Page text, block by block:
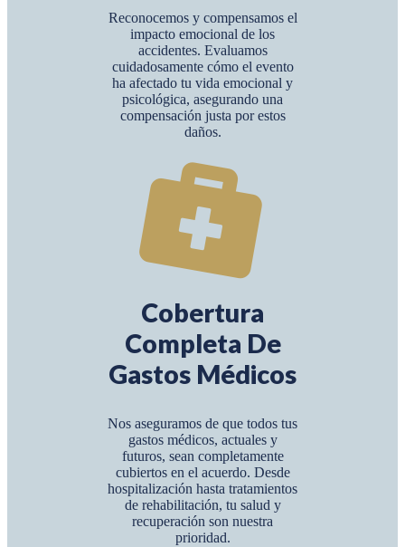
Reconocemos y compensamos el
impacto emocional de los
accidentes. Evaluamos
cuidadosamente cómo el evento
ha afectado tu vida emocional y
psicológica, asegurando una
compensación justa por estos
daños.
Cobertura
Completa De
Gastos Médicos
Nos aseguramos de que todos tus
gastos médicos, actuales y
futuros, sean completamente
cubiertos en el acuerdo. Desde
hospitalización hasta tratamientos
de rehabilitación, tu salud y
recuperación son nuestra
prioridad.